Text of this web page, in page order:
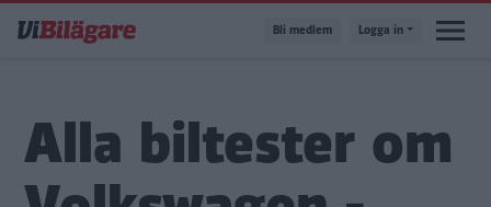
till
Bli medlem Logga in
Alla biltester om